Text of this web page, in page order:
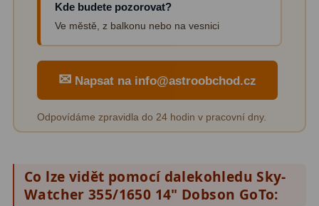
Pozorovací dalekohledy56
Kompaktní11
Myslivecké2
ornitologie
18
Dárkové1
Kde budete pozorovat?
Ve městě, z balkonu nebo na vesnici
✉ Napsat na info@astroobchod.cz
Odpovídáme zpravidla do 24 hodin v pracovní dny.
Co lze vidět pomocí dalekohledu Sky-
Watcher 355/1650 14" Dobson GoTo: